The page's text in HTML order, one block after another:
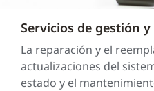
Servicios de gestión
La reparación y el
actualizaciones del
estado y el